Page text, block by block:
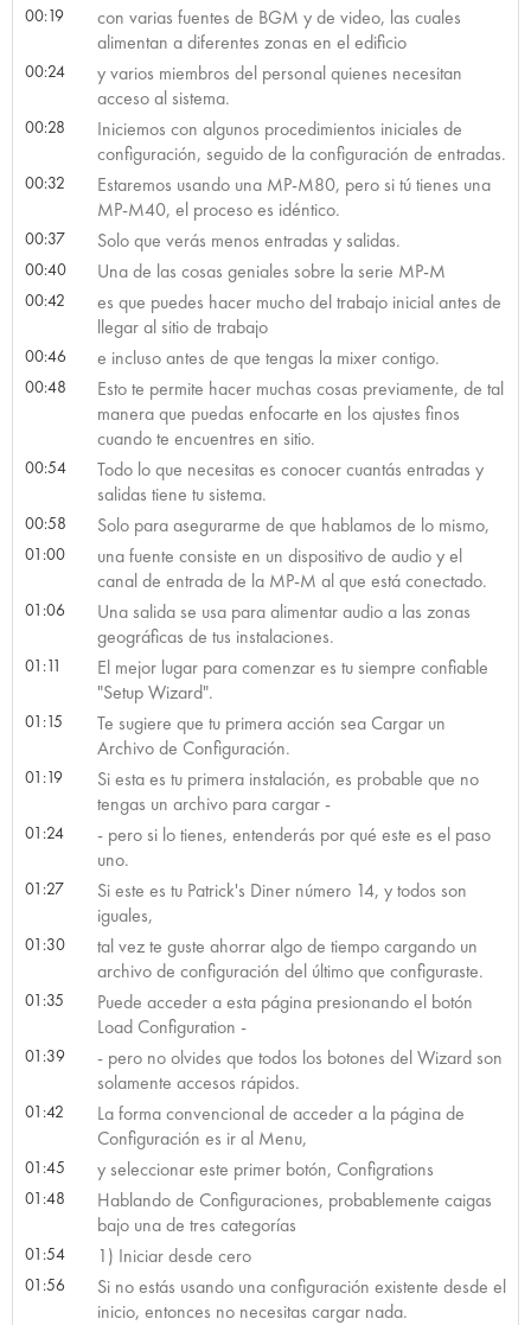
00:19
con varias fuentes de BGM y de video, las cuales
alimentan a diferentes zonas en el edificio
00:24
y varios miembros del personal quienes necesitan
acceso al sistema.
00:28
Iniciemos con algunos procedimientos iniciales de
configuración, seguido de la configuración de entradas.
00:32
Estaremos usando una MP-M80, pero si tú tienes una
MP-M40, el proceso es idéntico.
00:37 Solo que verás menos entradas y salidas.
00:40 Una de las cosas geniales sobre la serie MP-M
00:42
es que puedes hacer mucho del trabajo inicial antes de
llegar al sitio de trabajo
00:46 e incluso antes de que tengas la mixer contigo.
00:48
Esto te permite hacer muchas cosas previamente, de tal
manera que puedas enfocarte en los ajustes finos
cuando te encuentres en sitio.
00:54
Todo lo que necesitas es conocer cuantás entradas y
salidas tiene tu sistema.
00:58 Solo para asegurarme de que hablamos de lo mismo,
01:00
una fuente consiste en un dispositivo de audio y el
canal de entrada de la MP-M al que está conectado.
01:06
Una salida se usa para alimentar audio a las zonas
geográficas de tus instalaciones.
01:11
El mejor lugar para comenzar es tu siempre confiable
"Setup Wizard".
01:15
Te sugiere que tu primera acción sea Cargar un
Archivo de Configuración.
01:19
Si esta es tu primera instalación, es probable que no
tengas un archivo para cargar -
01:24
- pero si lo tienes, entenderás por qué este es el paso
uno.
01:27
Si este es tu Patrick's Diner número 14, y todos son
iguales,
01:30
tal vez te guste ahorrar algo de tiempo cargando un
archivo de configuración del último que configuraste.
01:35
Puede acceder a esta página presionando el botón
Load Configuration -
01:39
- pero no olvides que todos los botones del Wizard son
solamente accesos rápidos.
01:42
La forma convencional de acceder a la página de
Configuración es ir al Menu,
01:45 y seleccionar este primer botón, Configrations
01:48
Hablando de Configuraciones, probablemente caigas
bajo una de tres categorías
01:54 1) Iniciar desde cero
01:56
Si no estás usando una configuración existente desde el
inicio, entonces no necesitas cargar nada.